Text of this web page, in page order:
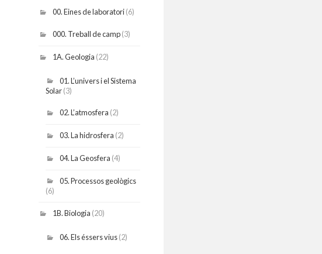
00. Eines de laboratori(6)
000. Treball de camp(3)
1A. Geologia (22)
01. L’univers i el Sistema
Solar(3)
02. L’atmosfera (2)
03. La hidrosfera (2)
04. La Geosfera (4)
05. Processos geològics
(6)
1B. Biologia (20)
06. Els éssers vius(2)